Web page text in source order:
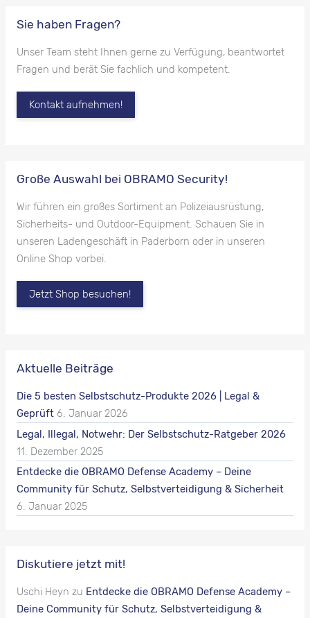
Sie haben Fragen?
Unser Team steht Ihnen gerne zu Verfügung, beantwortet
Fragen und berät Sie fachlich und kompetent.
Kontakt aufnehmen!
Große Auswahl bei OBRAMO Security!
Wir führen ein großes Sortiment an Polizeiausrüstung,
Sicherheits- und Outdoor-Equipment. Schauen Sie in
unseren Ladengeschäft in Paderborn oder in unseren
Online Shop vorbei.
Jetzt Shop besuchen!
Aktuelle Beiträge
Die 5 besten Selbstschutz-Produkte 2026 | Legal &
Geprüft 6. Januar 2026
Legal, Illegal, Notwehr: Der Selbstschutz-Ratgeber 2026
11. Dezember 2025
Entdecke die OBRAMO Defense Academy – Deine
Community für Schutz, Selbstverteidigung & Sicherheit
6. Januar 2025
Diskutiere jetzt mit!
Uschi Heyn zu Entdecke die OBRAMO Defense Academy –
Deine Community für Schutz, Selbstverteidigung &